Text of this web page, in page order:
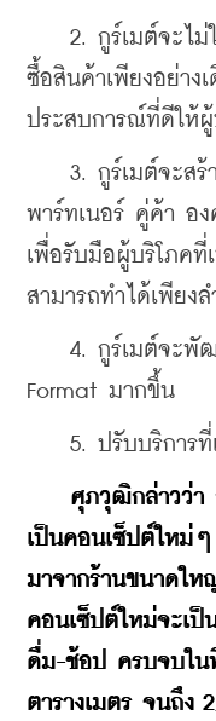
2. กูร์เมต์จะไม่ใ
ซื้อสินค้าเพียงอย่าง
ประสบการณ์ที่ดีให้ผู้
3. กูร์เมต์จะสร้า
พาร์ทเนอร์ คู่ค้า อง
เพื่อรับมือผู้บริโภคที่
สามารถทำได้เพียง
4. กูร์เมต์จะพัฒ
Format มากขึ้น
5. ปรับบริการที่เ
ศุภวุฒิกล่าวว่า
เป็นคอนเซ็ปต์ใหม่
มาจากร้านขนาดให
คอนเซ็ปต์ใหม่จะเ
ดื่ม-ช้อป ครบจบใน
ตารางเมตร จนถึง